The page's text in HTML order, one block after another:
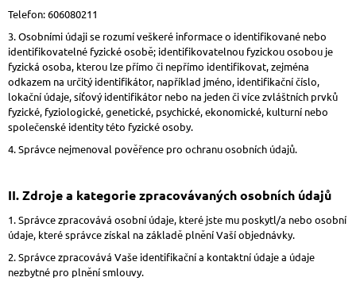
Telefon: 606080211
3. Osobními údaji se rozumí veškeré informace o identifikované nebo
identifikovatelné fyzické osobě; identifikovatelnou fyzickou osobou je
fyzická osoba, kterou lze přímo či nepřímo identifikovat, zejména
odkazem na určitý identifikátor, například jméno, identifikační číslo,
lokační údaje, síťový identifikátor nebo na jeden či více zvláštních prvků
fyzické, fyziologické, genetické, psychické, ekonomické, kulturní nebo
společenské identity této fyzické osoby.
4. Správce nejmenoval pověřence pro ochranu osobních údajů.
II.Zdroje a kategorie zpracovávaných osobních údajů
1. Správce zpracovává osobní údaje, které jste mu poskytl/a nebo osobní
údaje, které správce získal na základě plnění Vaší objednávky.
2. Správce zpracovává Vaše identifikační a kontaktní údaje a údaje
nezbytné pro plnění smlouvy.
HLEDAT
D
O
P
U
U
J
E
M